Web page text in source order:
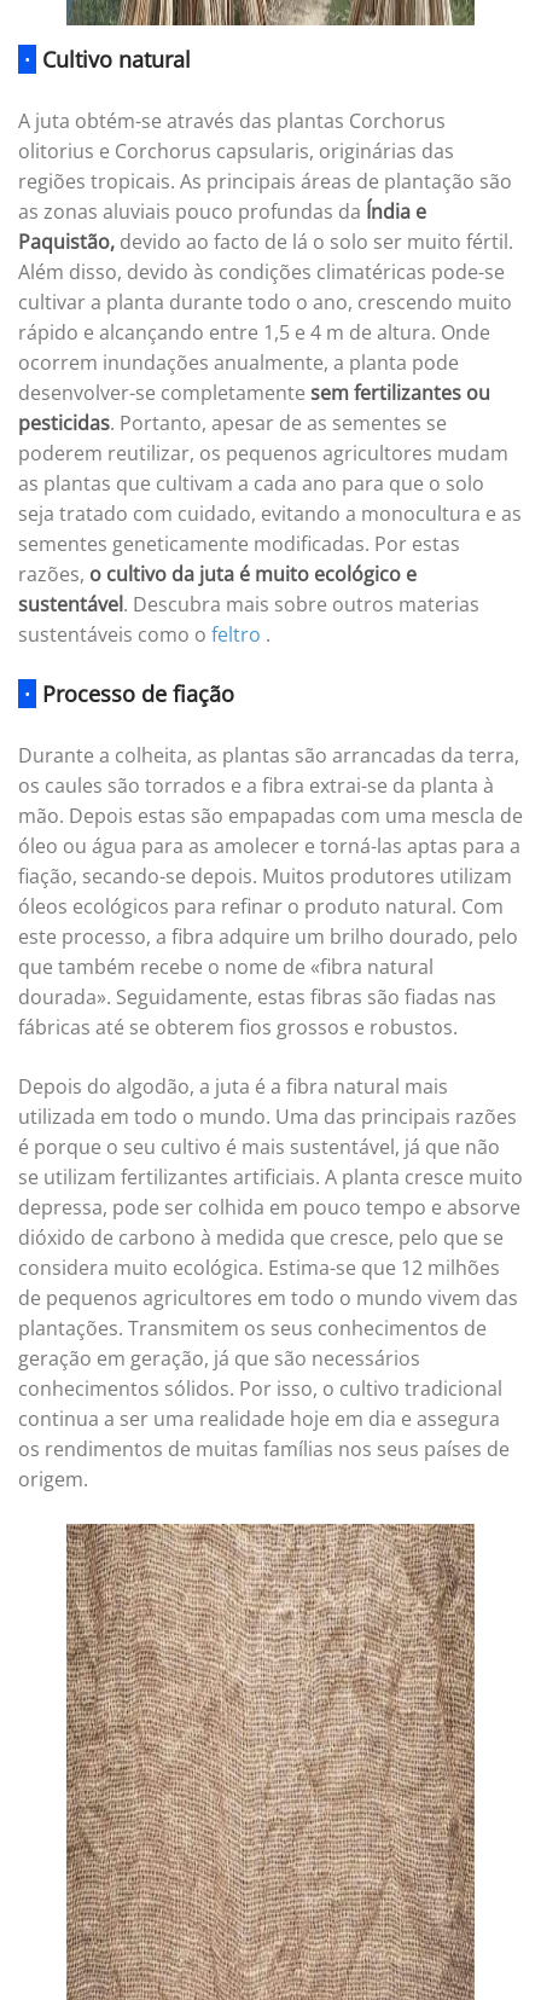
· Cultivo natural
A juta obtém-se através das plantas Corchorus
olitorius e Corchorus capsularis, originárias das
regiões tropicais. As principais áreas de plantação são
as zonas aluviais pouco profundas da Índia e
Paquistão, devido ao facto de lá o solo ser muito fértil.
Além disso, devido às condições climatéricas pode-se
cultivar a planta durante todo o ano, crescendo muito
rápido e alcançando entre 1,5 e 4 m de altura. Onde
ocorrem inundações anualmente, a planta pode
desenvolver-se completamente sem fertilizantes ou
pesticidas. Portanto, apesar de as sementes se
poderem reutilizar, os pequenos agricultores mudam
as plantas que cultivam a cada ano para que o solo
seja tratado com cuidado, evitando a monocultura e as
sementes geneticamente modificadas. Por estas
razões, o cultivo da juta é muito ecológico e
sustentável. Descubra mais sobre outros materias
sustentáveis como o feltro .
· Processo de fiação
Durante a colheita, as plantas são arrancadas da terra,
os caules são torrados e a fibra extrai-se da planta à
mão. Depois estas são empapadas com uma mescla de
óleo ou água para as amolecer e torná-las aptas para a
fiação, secando-se depois. Muitos produtores utilizam
óleos ecológicos para refinar o produto natural. Com
este processo, a fibra adquire um brilho dourado, pelo
que também recebe o nome de «fibra natural
dourada». Seguidamente, estas fibras são fiadas nas
fábricas até se obterem fios grossos e robustos.
Depois do algodão, a juta é a fibra natural mais
utilizada em todo o mundo. Uma das principais razões
é porque o seu cultivo é mais sustentável, já que não
se utilizam fertilizantes artificiais. A planta cresce muito
depressa, pode ser colhida em pouco tempo e absorve
dióxido de carbono à medida que cresce, pelo que se
considera muito ecológica. Estima-se que 12 milhões
de pequenos agricultores em todo o mundo vivem das
plantações. Transmitem os seus conhecimentos de
geração em geração, já que são necessários
conhecimentos sólidos. Por isso, o cultivo tradicional
continua a ser uma realidade hoje em dia e assegura
os rendimentos de muitas famílias nos seus países de
origem.